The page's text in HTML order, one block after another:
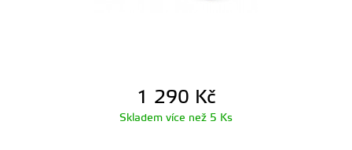
1 290 Kč
Skladem více než 5 Ks